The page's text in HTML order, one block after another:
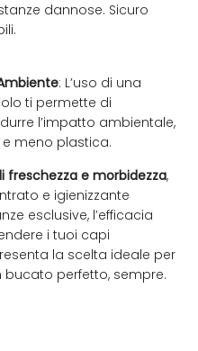
dannose. Sicuro
: L’uso di una
ti permette di
l’impatto ambientale,
meno plastica.
freschezza e morbidezza,
e igienizzante
esclusive, l’efficacia
i tuoi capi
la scelta ideale per
perfetto, sempre.